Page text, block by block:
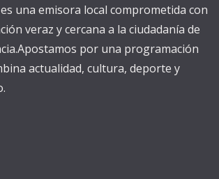
es una emisora local comprometida con
veraz y cercana a la ciudadanía de
por una programación
actualidad, cultura, deporte y